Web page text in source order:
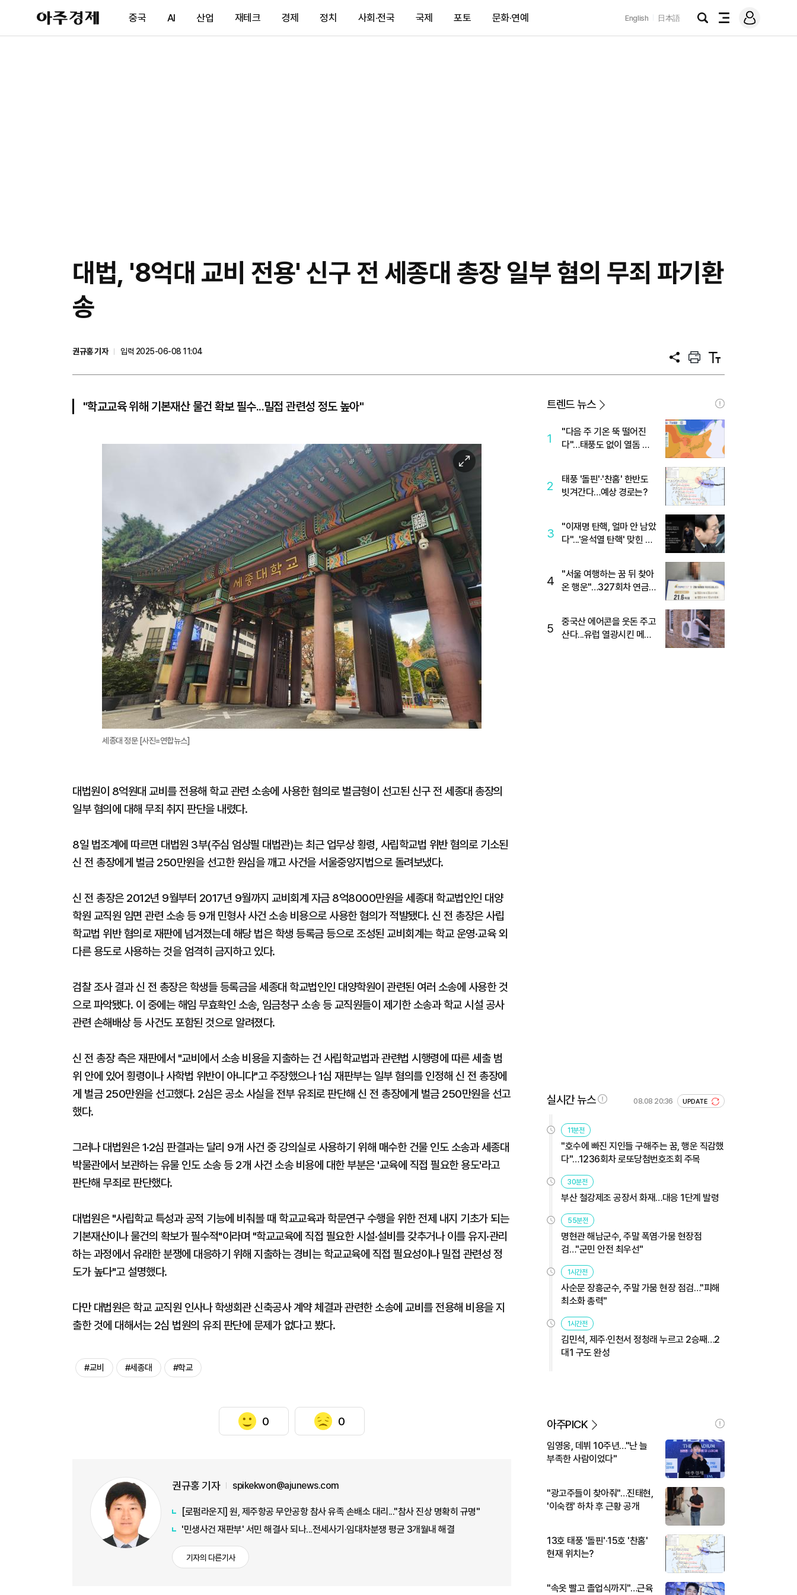
아
주
제
중국 AI 산업 재테크 경제 정치 사회·전국 국제 포토 문화·연예 English 日本語
검
전
메
그
대법, '8억대 교비 전용' 신구 전 세종대 총장 일부 혐의 무죄 파기환
송
권규홍 기자
입력 2025-06-08 11:04
공
프
트
텍
트
"학교교육 위해 기본재산 물건 확보 필수...밀접 관련성 정도 높아"
이
미
지
확
대
세종대 정문 [사진=연합뉴스]
대법원이 8억원대 교비를 전용해 학교 관련 소송에 사용한 혐의로 벌금형이 선고된 신구 전 세종대 총장의
일부 혐의에 대해 무죄 취지 판단을 내렸다.
8일 법조계에 따르면 대법원 3부(주심 엄상필 대법관)는 최근 업무상 횡령, 사립학교법 위반 혐의로 기소된
신 전 총장에게 벌금 250만원을 선고한 원심을 깨고 사건을 서울중앙지법으로 돌려보냈다.
신 전 총장은 2012년 9월부터 2017년 9월까지 교비회계 자금 8억8000만원을 세종대 학교법인인 대양
학원 교직원 임면 관련 소송 등 9개 민형사 사건 소송 비용으로 사용한 혐의가 적발됐다. 신 전 총장은 사립
학교법 위반 혐의로 재판에 넘겨졌는데 해당 법은 학생 등록금 등으로 조성된 교비회계는 학교 운영·교육 외
다른 용도로 사용하는 것을 엄격히 금지하고 있다.
검찰 조사 결과 신 전 총장은 학생들 등록금을 세종대 학교법인인 대양학원이 관련된 여러 소송에 사용한 것
으로 파악됐다. 이 중에는 해임 무효확인 소송, 임금청구 소송 등 교직원들이 제기한 소송과 학교 시설 공사
관련 손해배상 등 사건도 포함된 것으로 알려졌다.
신 전 총장 측은 재판에서 "교비에서 소송 비용을 지출하는 건 사립학교법과 관련법 시행령에 따른 세출 범
위 안에 있어 횡령이나 사학법 위반이 아니다"고 주장했으나 1심 재판부는 일부 혐의를 인정해 신 전 총장에
게 벌금 250만원을 선고했다. 2심은 공소 사실을 전부 유죄로 판단해 신 전 총장에게 벌금 250만원을 선고
했다.
그러나 대법원은 1·2심 판결과는 달리 9개 사건 중 강의실로 사용하기 위해 매수한 건물 인도 소송과 세종대
박물관에서 보관하는 유물 인도 소송 등 2개 사건 소송 비용에 대한 부분은 '교육에 직접 필요한 용도'라고
판단해 무죄로 판단했다.
대법원은 "사립학교 특성과 공적 기능에 비춰볼 때 학교교육과 학문연구 수행을 위한 전제 내지 기초가 되는
기본재산이나 물건의 확보가 필수적"이라며 "학교교육에 직접 필요한 시설·설비를 갖추거나 이를 유지·관리
하는 과정에서 유래한 분쟁에 대응하기 위해 지출하는 경비는 학교교육에 직접 필요성이나 밀접 관련성 정
도가 높다"고 설명했다.
다만 대법원은 학교 교직원 인사나 학생회관 신축공사 계약 체결과 관련한 소송에 교비를 전용해 비용을 지
출한 것에 대해서는 2심 법원의 유죄 판단에 문제가 없다고 봤다.
#교비 #세종대 #학교
0 0
권규홍 기자 spikekwon@ajunews.com
[로펌라운지] 원, 제주항공 무안공항 참사 유족 손배소 대리..."참사 진상 명확히 규명"
'민생사건 재판부' 서민 해결사 되나...전세사기·임대차분쟁 평균 3개월내 해결
기자의 다른기사
트렌드 뉴스
1
"다음 주 기온 뚝 떨어진
다"…태풍도 없이 열돔 박
2
태풍 '돌핀'·'찬홈' 한반도
빗겨간다…예상 경로는?
3
"이재명 탄핵, 얼마 안 남았
다"...'윤석열 탄핵' 맞힌 무
4
"서울 여행하는 꿈 뒤 찾아
온 행운"…327회차 연금
5
중국산 에어콘을 웃돈 주고
산다...유럽 열광시킨 메이
실시간 뉴스 08.08 20:36 UPDATE
11분전
"호수에 빠진 지인들 구해주는 꿈, 행운 직감했
다"…1236회차 로또당첨번호조회 주목
30분전
부산 철강제조 공장서 화재…대응 1단계 발령
55분전
명현관 해남군수, 주말 폭염·가뭄 현장점
검…"군민 안전 최우선"
1시간전
사순문 장흥군수, 주말 가뭄 현장 점검…"피해
최소화 총력"
1시간전
김민석, 제주·인천서 정청래 누르고 2승째…2
대1 구도 완성
아주PICK
임영웅, 데뷔 10주년…"난 늘
부족한 사람이었다"
"광고주들이 찾아줘"…진태현,
'이숙캠' 하차 후 근황 공개
13호 태풍 '돌핀'·15호 '찬홈'
현재 위치는?
"속옷 빨고 졸업식까지"…근육